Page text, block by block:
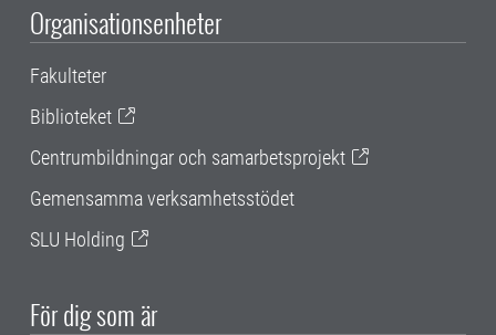
Organisationsenheter
Fakulteter
Biblioteket
Centrumbildningar och samarbetsprojekt
Gemensamma verksamhetsstödet
SLU Holding
För dig som är